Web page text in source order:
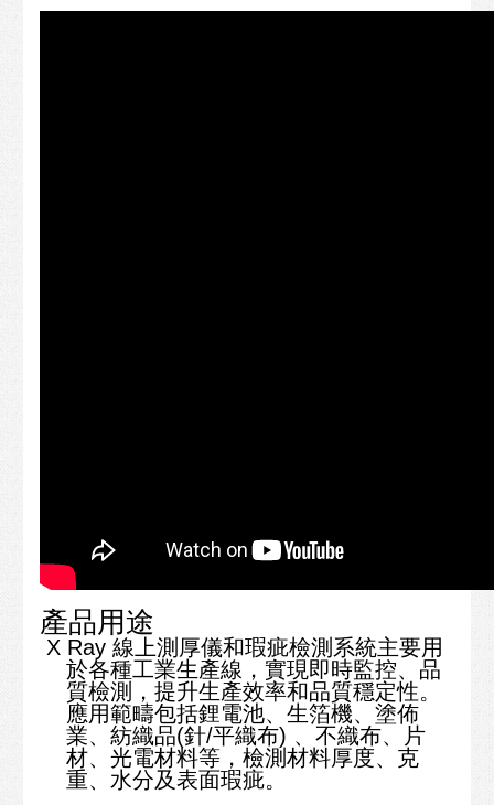
產品用途
X Ray 線上測厚儀和瑕疵檢測系統主要用
於各種工業生產線，實現即時監控、品
質檢測 ，提升生產效率和品質穩定性。
應用範疇包括鋰電池、生箔機、塗佈
業、紡織品(針/平織布) 、不織布、片
材、光電材料等，檢測材料厚度、克
重、水分及表面瑕疵。